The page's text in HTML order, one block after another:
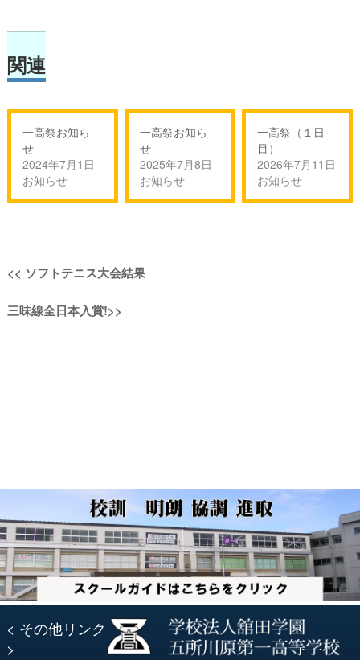
関連
一高祭お知ら
せ
2024年7月1日
お知らせ
一高祭お知ら
せ
2025年7月8日
お知らせ
一高祭（１日
目）
2026年7月11日
お知らせ
投
稿
ョ
ン
<< 過
の
ソフトテニス大会結果
次
三味線全日本入賞!>>
< その他リンク
>